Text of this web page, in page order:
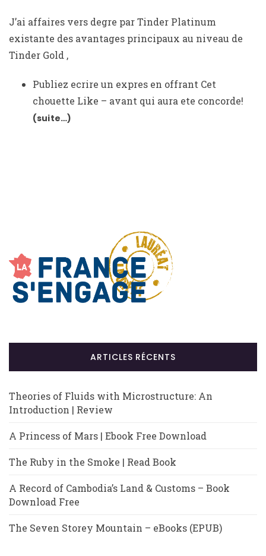
J’ai affaires vers degre par Tinder Platinum
existante des avantages principaux au niveau de
Tinder Gold ,
Publiez ecrire un expres en offrant Cet
chouette Like – avant qui aura ete concorde!
(suite…)
ARTICLES RÉCENTS
Theories of Fluids with Microstructure: An
Introduction | Review
A Princess of Mars | Ebook Free Download
The Ruby in the Smoke | Read Book
A Record of Cambodia’s Land & Customs – Book
Download Free
The Seven Storey Mountain – eBooks (EPUB)